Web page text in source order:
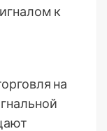
к
на